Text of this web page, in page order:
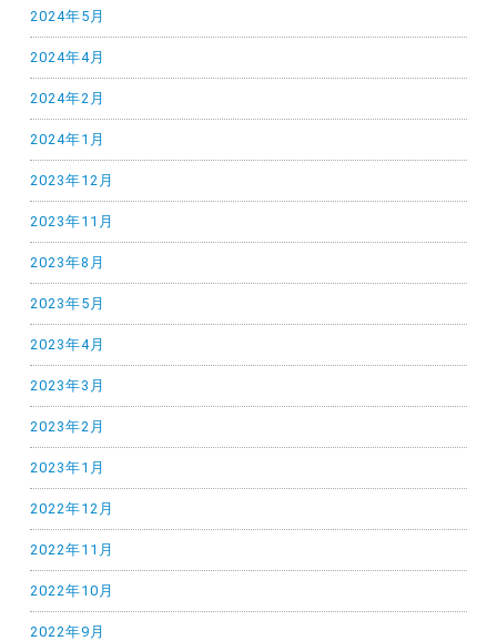
2024年5月
2024年4月
2024年2月
2024年1月
2023年12月
2023年11月
2023年8月
2023年5月
2023年4月
2023年3月
2023年2月
2023年1月
2022年12月
2022年11月
2022年10月
2022年9月